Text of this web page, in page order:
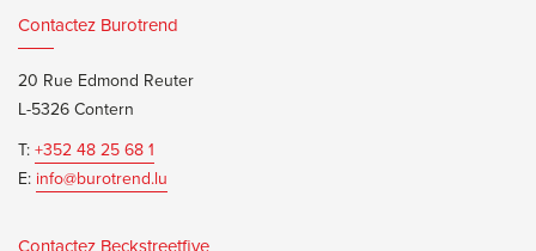
Contactez Burotrend
20 Rue Edmond Reuter
L-5326 Contern
T:+352 48 25 68 1
E: info@burotrend.lu